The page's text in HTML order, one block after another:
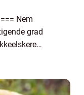
Nem
grad
for...